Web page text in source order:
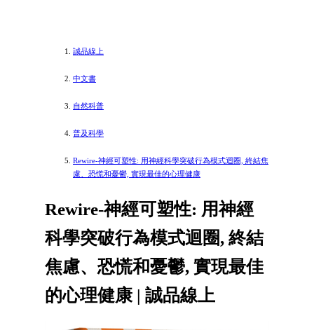
誠品線上
中文書
自然科普
普及科學
Rewire-神經可塑性: 用神經科學突破行為模式迴圈, 終結焦
慮、恐慌和憂鬱, 實現最佳的心理健康
Rewire-神經可塑性: 用神經
科學突破行為模式迴圈, 終結
焦慮、恐慌和憂鬱, 實現最佳
的心理健康 | 誠品線上